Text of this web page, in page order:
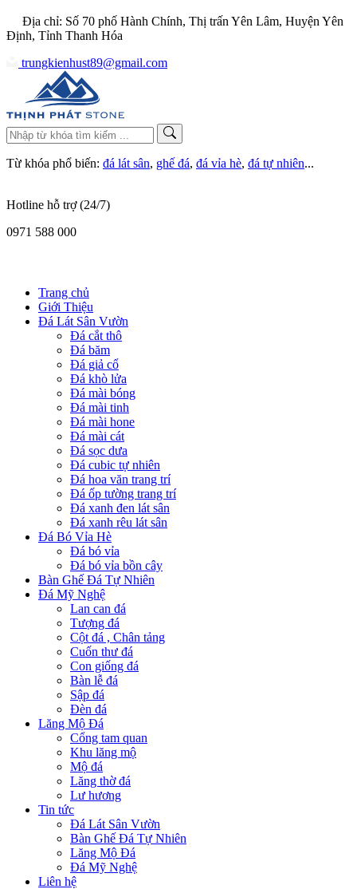
Địa chỉ: Số 70 phố Hành Chính, Thị trấn Yên Lâm, Huyện Yên
Định, Tỉnh Thanh Hóa
trungkienhust89@gmail.com
Từ khóa phổ biến: đá lát sân, ghế đá, đá vỉa hè, đá tự nhiên...
Hotline hỗ trợ (24/7)
0971 588 000
Trang chủ
Giới Thiệu
Đá Lát Sân Vườn
Đá cắt thô
Đá băm
Đá giả cổ
Đá khò lửa
Đá mài bóng
Đá mài tinh
Đá mài hone
Đá mài cát
Đá sọc dưa
Đá cubic tự nhiên
Đá hoa văn trang trí
Đá ốp tường trang trí
Đá xanh đen lát sân
Đá xanh rêu lát sân
Đá Bó Vỉa Hè
Đá bó vỉa
Đá bó vỉa bồn cây
Bàn Ghế Đá Tự Nhiên
Đá Mỹ Nghệ
Lan can đá
Tượng đá
Cột đá , Chân tảng
Cuốn thư đá
Con giống đá
Bàn lễ đá
Sập đá
Đèn đá
Lăng Mộ Đá
Cổng tam quan
Khu lăng mộ
Mộ đá
Lăng thờ đá
Lư hương
Tin tức
Đá Lát Sân Vườn
Bàn Ghế Đá Tự Nhiên
Lăng Mộ Đá
Đá Mỹ Nghệ
Liên hệ